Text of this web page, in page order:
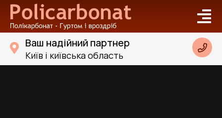
Ваш надійний партнер
Київ і київська область